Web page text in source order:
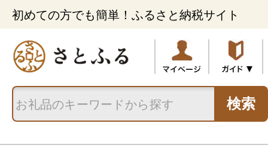
初めての方でも簡単！ふるさと納税サイト
検索